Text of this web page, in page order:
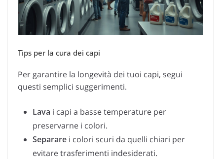
Tips per la cura dei capi
Per garantire la longevità dei tuoi capi, segui
questi semplici suggerimenti.
Lava i capi a basse temperature per
preservarne i colori.
Separare i colori scuri da quelli chiari per
evitare trasferimenti indesiderati.